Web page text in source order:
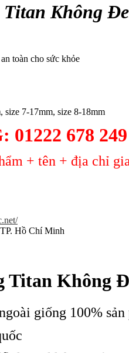
Không
toàn cho sức khỏe
7-17mm, size 8-18mm
678 249
+ tên + địa chỉ
Hồ Chí Minh
Không
giống 100%